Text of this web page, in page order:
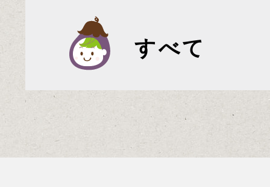
すべて